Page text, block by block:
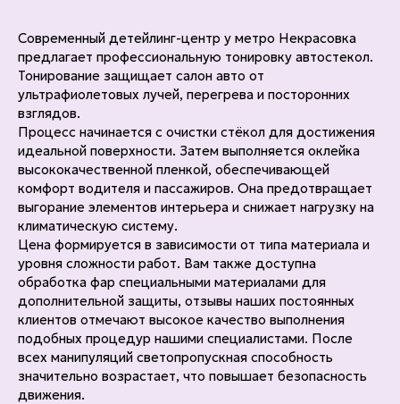
Современный детейлинг-центр у метро Некрасовка
предлагает профессиональную тонировку автостекол.
Тонирование защищает салон авто от
ультрафиолетовых лучей, перегрева и посторонних
взглядов.
Процесс начинается с очистки стёкол для достижения
идеальной поверхности. Затем выполняется оклейка
высококачественной пленкой, обеспечивающей
комфорт водителя и пассажиров. Она предотвращает
выгорание элементов интерьера и снижает нагрузку на
климатическую систему.
Цена формируется в зависимости от типа материала и
уровня сложности работ. Вам также доступна
обработка фар специальными материалами для
дополнительной защиты, отзывы наших постоянных
клиентов отмечают высокое качество выполнения
подобных процедур нашими специалистами. После
всех манипуляций светопропускная способность
значительно возрастает, что повышает безопасность
движения.